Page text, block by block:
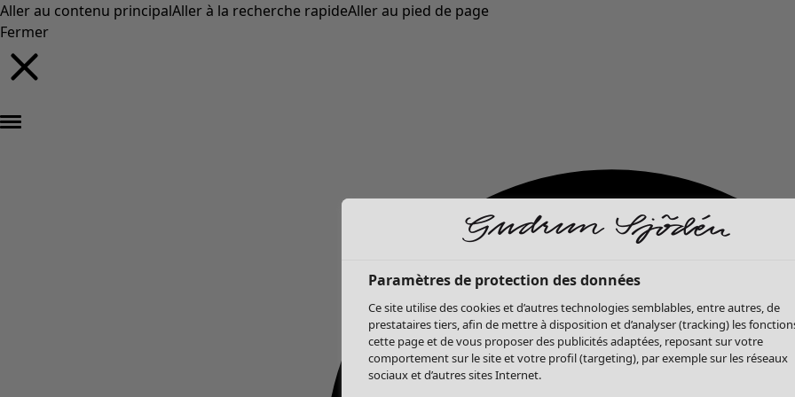
Aller au contenu principalAller à la recherche rapideAller au pied de page
Fermer
Paramètres de protection des données
Ce site utilise des cookies et d’autres technologies semblables, entre autres, de
prestataires tiers, afin de mettre à disposition et d’analyser (tracking) les
cette page et de vous proposer des publicités adaptées, reposant sur votre
comportement sur le site et votre profil (targeting), par exemple sur les réseaux
sociaux et d’autres sites Internet.